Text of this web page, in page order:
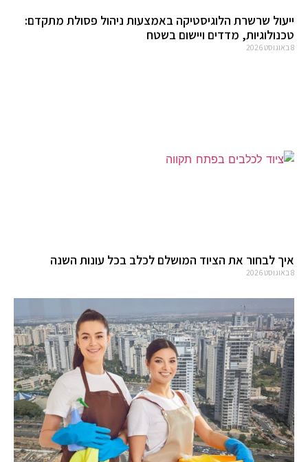
ייעול שרשרת הלוגיסטיקה באמצעות ניהול פסולת מתקדם:
טכנולוגיות, מדדים ויישום בשטח
8 באוגוסט 2026
איך לבחור את הציוד המושלם לכלב בכל עונות השנה
8 באוגוסט 2026